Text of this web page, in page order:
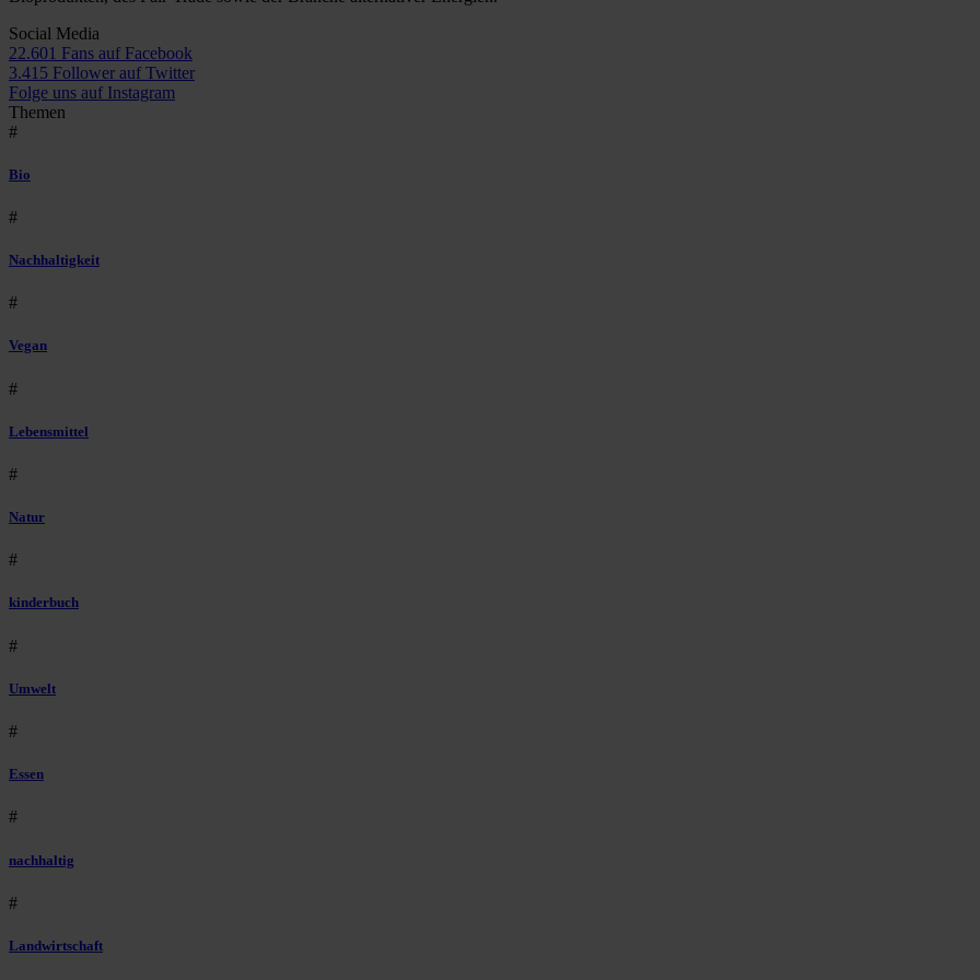
Social Media
22.601 Fans auf Facebook
3.415 Follower auf Twitter
Folge uns auf Instagram
Themen
#
Bio
#
Nachhaltigkeit
#
Vegan
#
Lebensmittel
#
Natur
#
kinderbuch
#
Umwelt
#
Essen
#
nachhaltig
#
Landwirtschaft